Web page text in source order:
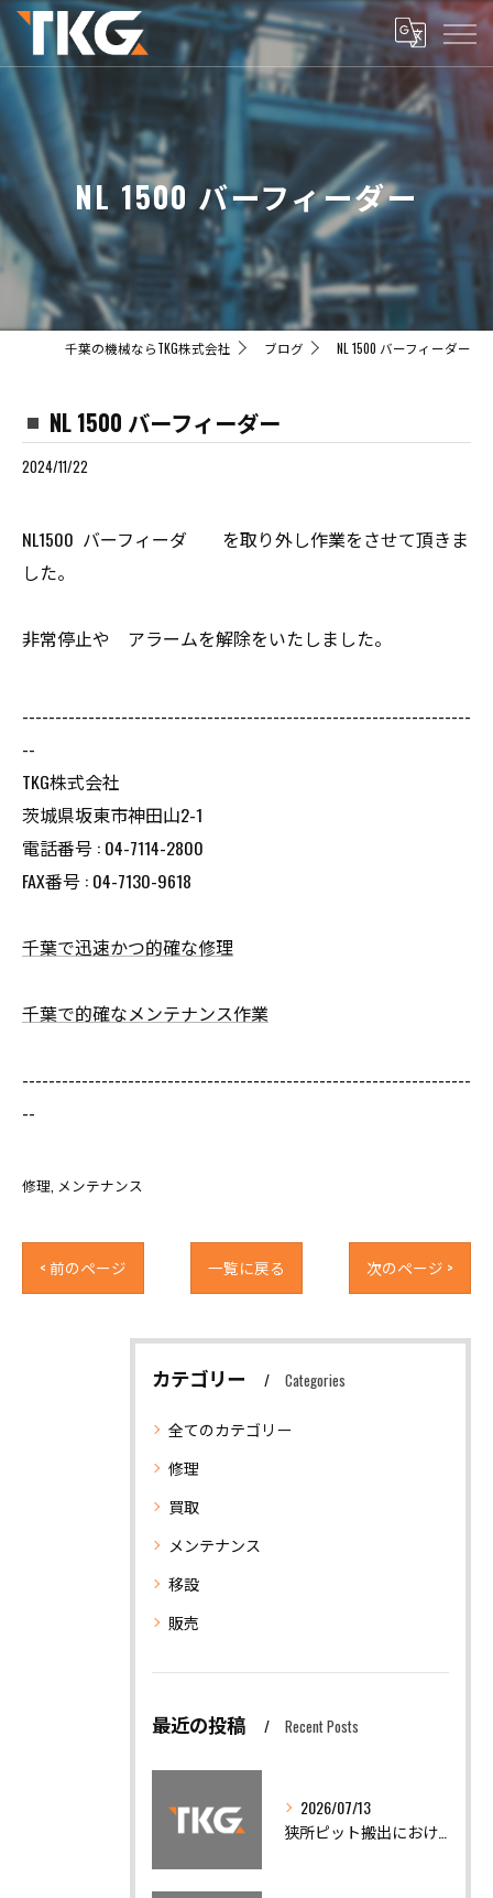
NL 1500 バーフィーダー
千葉の機械ならTKG株式会社 ブログ NL 1500 バーフィーダー
NL 1500 バーフィーダー
2024/11/22
NL1500 バーフィーダ を取り外し作業をさせて頂きま
した。
非常停止や アラームを解除をいたしました。
--------------------------------------------------------------------
--
TKG株式会社
茨城県坂東市神田山2-1
電話番号 : 04-7114-2800
FAX番号 : 04-7130-9618
千葉で迅速かつ的確な修理
千葉で的確なメンテナンス作業
--------------------------------------------------------------------
--
修理 メンテナンス
< 前のページ 一覧に戻る 次のページ >
カテゴリー Categories
全てのカテゴリー
修理
買取
メンテナンス
移設
販売
最近の投稿 Recent Posts
2026/07/13